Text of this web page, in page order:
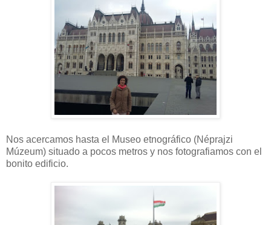
Nos acercamos hasta el Museo etnográfico (Néprajzi
Múzeum) situado a pocos metros y nos fotografiamos con el
bonito edificio.